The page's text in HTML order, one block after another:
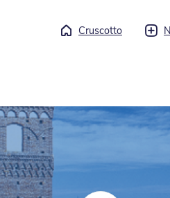
Cruscotto